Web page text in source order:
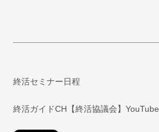
終活セミナー日程
終活ガイドCH【終活協議会】YouTube